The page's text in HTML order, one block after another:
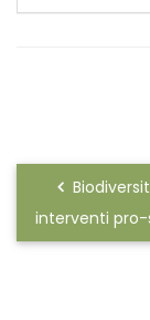
interventi